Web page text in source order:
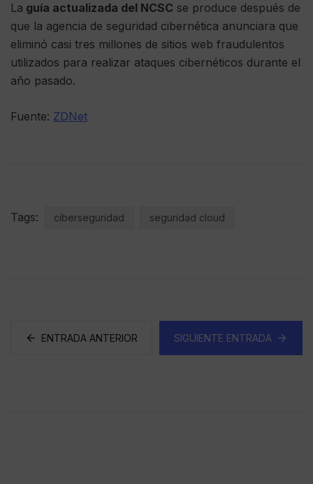
La guía actualizada del NCSC se produce después de
que la agencia de seguridad cibernética anunciara que
eliminó casi tres millones de sitios web fraudulentos
utilizados para realizar ataques cibernéticos durante el
año pasado.
Fuente: ZDNet
Tags: ciberseguridad seguridad cloud
ENTRADA ANTERIOR SIGUIENTE ENTRADA